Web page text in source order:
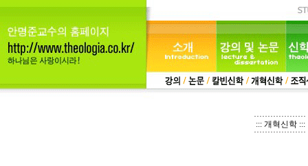
::: 개혁신학 :::